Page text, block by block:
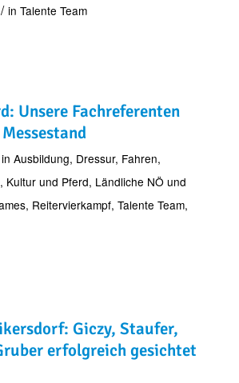
/ in Talente Team
Unsere Fachreferenten
in Ausbildung, Dressur, Fahren,
, Kultur und Pferd, Ländliche NÖ und
, Reitervierkampf, Talente Team,
Giczy, Staufer,
erfolgreich gesichtet